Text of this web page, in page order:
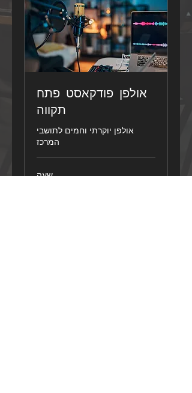
אולפן פודקאסט פתח
תקווה
אולפן יוקרתי וחמים לתושבי
המרכז
שעה